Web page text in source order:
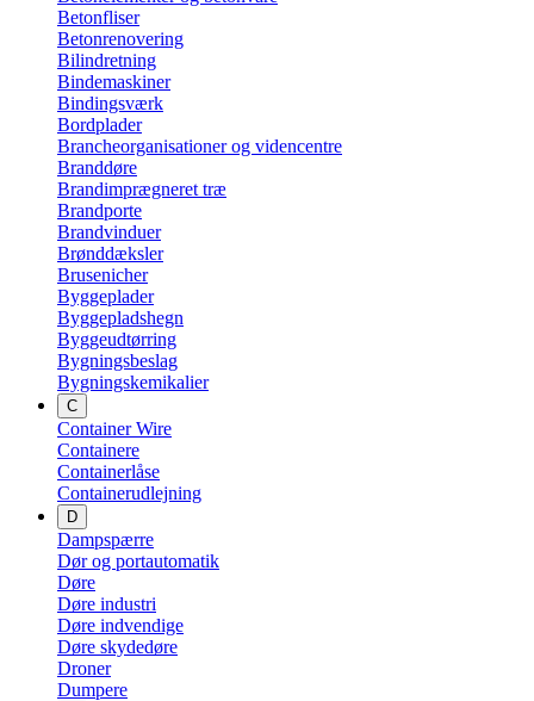
Betonfliser
Betonrenovering
Bilindretning
Bindemaskiner
Bindingsværk
Bordplader
Brancheorganisationer og videncentre
Branddøre
Brandimprægneret træ
Brandporte
Brandvinduer
Brønddæksler
Brusenicher
Byggeplader
Byggepladshegn
Byggeudtørring
Bygningsbeslag
Bygningskemikalier
C
Container Wire
Containere
Containerlåse
Containerudlejning
D
Dampspærre
Dør og portautomatik
Døre
Døre industri
Døre indvendige
Døre skydedøre
Droner
Dumpere